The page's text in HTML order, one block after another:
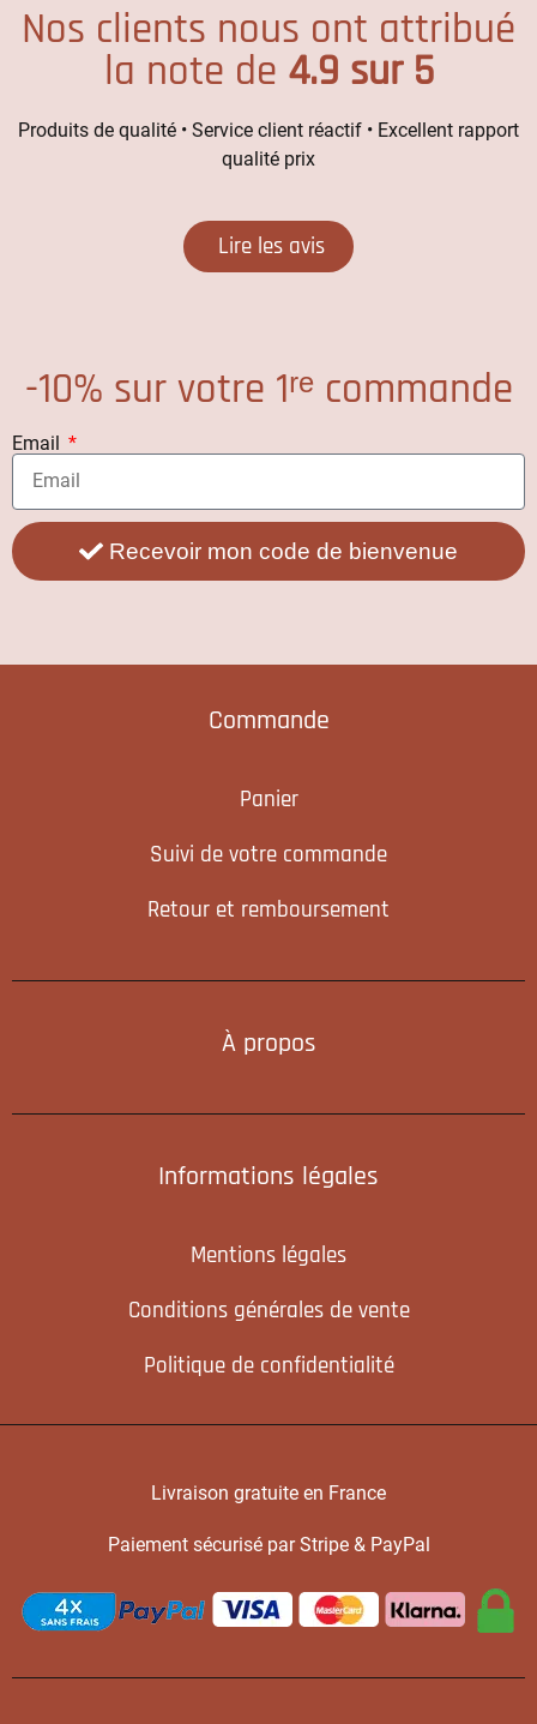
Nos clients nous ont attribué
la note de 4.9 sur 5
Produits de qualité • Service client réactif • Excellent rapport
qualité prix
Lire les avis
-10% sur votre 1ʳᵉ commande
Email
Recevoir mon code de bienvenue
Commande
Panier
Suivi de votre commande
Retour et remboursement
À propos
Informations légales
Mentions légales
Conditions générales de vente
Politique de confidentialité
Livraison gratuite en France
Paiement sécurisé par Stripe & PayPal